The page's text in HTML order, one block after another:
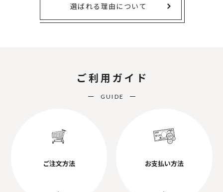
選ばれる理由について
ご利用ガイド
GUIDE
ご注文方法 お支払い方法